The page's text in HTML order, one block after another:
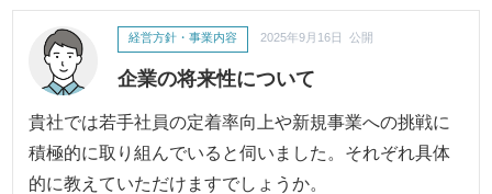
企業の将来性について
経営方針・事業内容 2025年9月16日 公開
貴社では若手社員の定着率向上や新規事業への挑戦に
積極的に取り組んでいると伺いました。それぞれ具体
的に教えていただけますでしょうか。